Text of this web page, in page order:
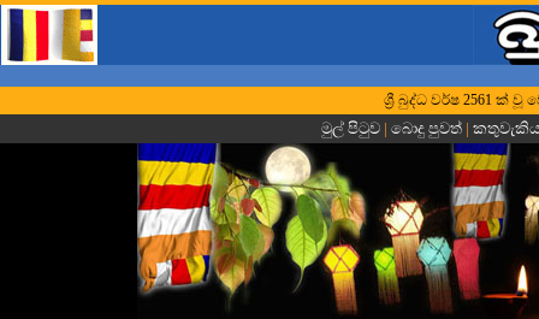
ශ්‍රී බුද්ධ වර්ෂ 2561 ක් වූ
මුල් පිටුව | බොදු පුවත්| කතුවැකිය